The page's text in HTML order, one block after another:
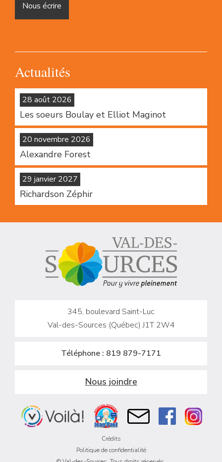
Nous écrire
Actualités
28 août 2026
Les soeurs Boulay et Elliot Maginot
20 novembre 2026
Alexandre Forest
29 janvier 2027
Richardson Zéphir
345, boulevard Saint-Luc
Val-des-Sources (Québec) J1T 2W4
Téléphone : 819 879-7171
Nous joindre
Crédits
Politique de confidentialité